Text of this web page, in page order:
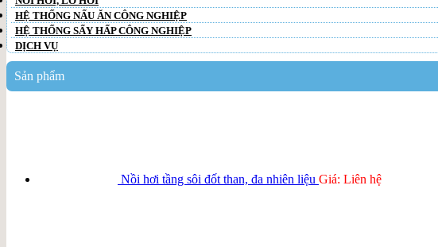
HỆ THỐNG NẤU ĂN CÔNG NGHIỆP
HỆ THỐNG SẤY HẤP CÔNG NGHIỆP
DỊCH VỤ
Sản phẩm
Nồi hơi tầng sôi đốt than, đa nhiên liệu Giá: Liên hệ